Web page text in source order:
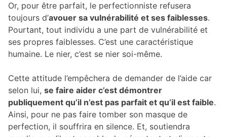
Or, pour être parfait, le perfectionniste refusera
toujours d’avouer sa vulnérabilité et ses faiblesses.
Pourtant, tout individu a une part de vulnérabilité et
ses propres faiblesses. C’est une caractéristique
humaine. Le nier, c’est se nier soi-même.
Cette attitude l’empêchera de demander de l’aide car
selon lui, se faire aider c’est démontrer
publiquement qu’il n’est pas parfait et qu’il est faible.
Ainsi, pour ne pas faire tomber son masque de
perfection, il souffrira en silence. Et, soutiendra